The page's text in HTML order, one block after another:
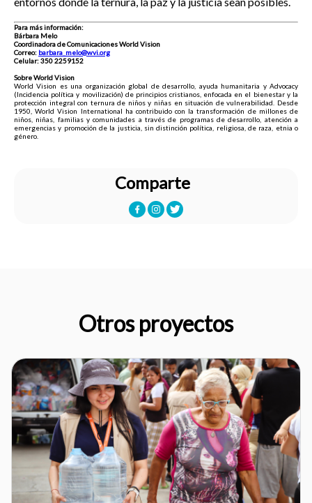
Para más información:
Bárbara Melo
Coordinadora de Comunicaciones World Vision
Correo: barbara_melo@wvi.org
Celular: 350 2259152
Sobre World Vision
World Vision es una organización global de desarrollo, ayuda humanitaria y Advocacy
(Incidencia política y movilización) de principios cristianos, enfocada en el bienestar y la
protección integral con ternura de niños y niñas en situación de vulnerabilidad. Desde
1950, World Vision International ha contribuido con la transformación de millones de
niños, niñas, familias y comunidades a través de programas de desarrollo, atención a
emergencias y promoción de la justicia, sin distinción política, religiosa, de raza, etnia o
género.
Comparte
Otros proyectos